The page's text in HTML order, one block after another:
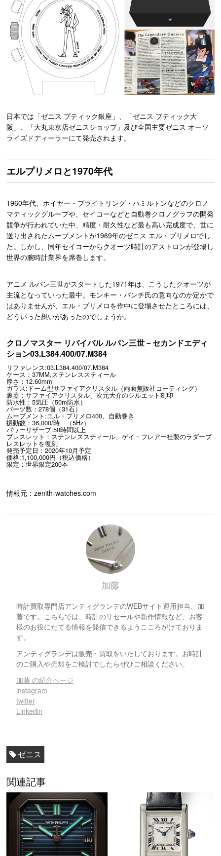
日本では「ゼニス ブティック銀座」、「ゼニス ブティック大
阪」、「大丸東京店ゼニスショップ」及び全国主要ゼニス オーソ
ライズドディーラーにて発売されます。
エルプリメロと1970年代
1960年代、ホイヤー・ブライトリング・ハミルトンなどのクロノ
マティックグループや、セイコーなどと自動巻クロノグラフの開発
競争が行われていた中、精度・耐久性など最も高い完成度で、世に
送り出されたムーブメントが1969年のゼニス エル・プリメロでし
た。しかし、同年セイコーからクオーツ時計のアストロンが登場し
世界の腕時計業界を席巻します。
アニメ ルパン三世がスタートした1971年は、こうしたクオーツが
主流となっていった最中。モンキー・パンチ氏の意向なのか定かで
はありませんが、エル・プリメロを作中に登場させたところには、
どういった想いがあったのでしょうか。
クロノマスター リバイバル ルパン三世－セカンドエディ
ション03.L384.400/07.M384
リファレンス:03.L384.400/07.M384
ケース：37MM,ステンレススティール
厚さ：12.60mm
ガラス:ドーム型サファイアクリスタル（両面無販社コーティング）
裏蓋：サファイアクリスタル、次元大介のシルエット刻印
防水性：5気圧（50m防水）
パーツ数：278個（31石）
ムーブメント:エル・プリメロ400、自動巻き
振動数：36,000/時 （5Hz）
パワーリザーブ:50時間以上
ブレスレット：ステンレススティール、ゲイ・フレアー社製のラダーブ
レスレットを復刻
発売予定日：2020年10月予定
価格:1,100,000円（税込価格）
限定：世界限定200本
情報元：zenith-watches.com
加藤
時計買取専門店アンティグランデのWEBサイト運用担当、加
藤です。こちらでは、時計のリセールや新作情報など、お客
様のお役にたてる情報を発信できるようこころがけておりま
す。
アンティグランデは販売・買取をいたしております。お時計
のご購入や売却をご検討でしたらぜひご相談ください。
加藤 の紹介ページ
instagram
twitter
Linkedin
ゼニス
関連記事